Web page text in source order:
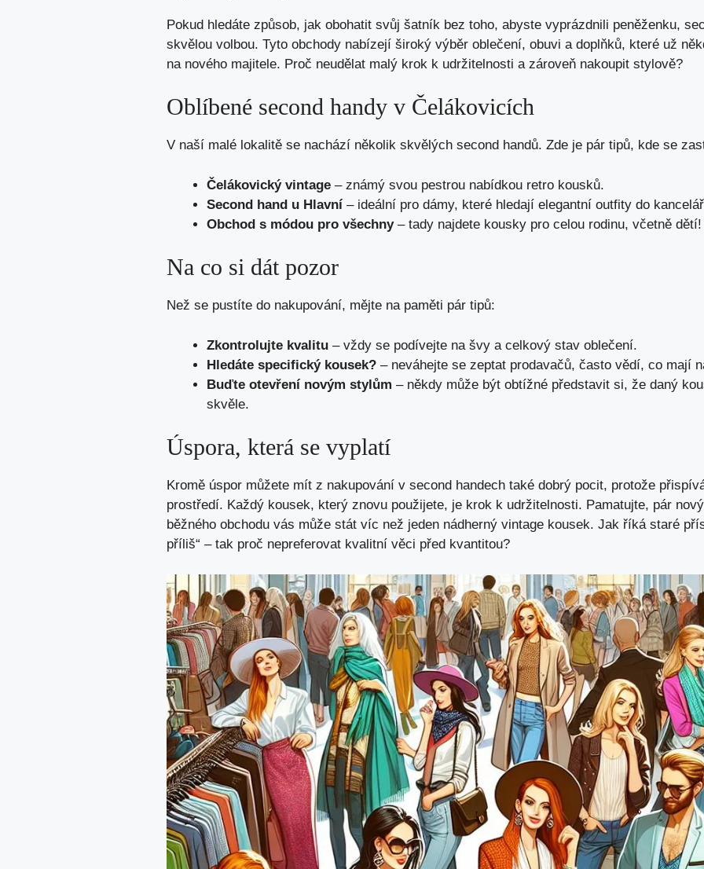
Pokud hledáte způsob, jak obohatit svůj šatník bez toho, abyste vyprázdnili peněženku,
skvělou volbou. Tyto obchody nabízejí široký výběr oblečení, obuvi a doplňků, které už
na nového majitele. Proč neudělat malý krok k udržitelnosti a zároveň nakoupit stylově?
Oblíbené second handy v Čelákovicích
V naší malé lokalitě se nachází několik skvělých second handů. Zde je pár tipů, kde se
Čelákovický vintage – známý svou pestrou nabídkou retro kousků.
Second hand u Hlavní – ideální pro dámy, které hledají elegantní outfity do
Obchod s módou pro všechny– tady najdete kousky pro celou rodinu, včetně dětí!
Na co si dát pozor
Než se pustíte do nakupování, mějte na paměti pár tipů:
Zkontrolujte kvalitu – vždy se podívejte na švy a celkový stav oblečení.
Hledáte specifický kousek? – neváhejte se zeptat prodavačů, často vědí, co mají
Buďte otevření novým stylům – někdy může být obtížné představit si, že daný
skvěle.
Úspora, která se vyplatí
Kromě úspor můžete mít z nakupování v second handech také dobrý pocit, protože
prostředí. Každý kousek, který znovu použijete, je krok k udržitelnosti. Pamatujte, pár
běžného obchodu vás může stát víc než jeden nádherný vintage kousek. Jak říká staré
příliš“ – tak proč nepreferovat kvalitní věci před kvantitou?